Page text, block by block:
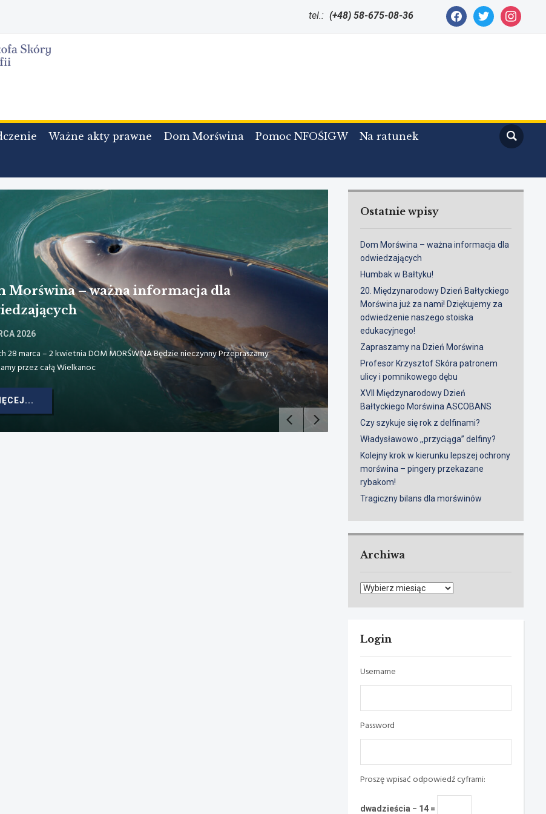
facebooktwitter instagram
tel.: (+48) 58-675-08-36
Ważne akty prawne Dom Morświna Pomoc NFOŚIGW Na ratunek
Morświna – ważna informacja dla
2026
28 marca – 2 kwietnia DOM MORŚWINA Będzie nieczynny Przepraszamy
przez całą Wielkanoc
Humbak w Bałtyku!
22 MARCA 2023
W pierwszy dzień wiosny, 21 marca 2023 roku
Aphrodite I, pełniącego funkcję dozorową przy […]
WIĘCEJ...
Ostatnie wpisy
Dom Morświna – ważna informacja dla
odwiedzających
Humbak w Bałtyku!
20. Międzynarodowy Dzień Bałtyckiego
Morświna już za nami! Dziękujemy za
odwiedzenie naszego stoiska
edukacyjnego!
Zapraszamy na Dzień Morświna
Profesor Krzysztof Skóra patronem
ulicy i pomnikowego dębu
XVII Międzynarodowy Dzień
Bałtyckiego Morświna ASCOBANS
Czy szykuje się rok z delfinami?
Władysławowo ,,przyciąga” delfiny?
Kolejny krok w kierunku lepszej ochrony
morświna – pingery przekazane
rybakom!
Tragiczny bilans dla morświnów
Archiwa
Archiwa
Login
Username
Password
Proszę wpisać odpowiedź cyframi:
dwadzieścia − 14 =